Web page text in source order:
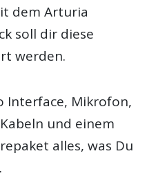
dem Arturia
soll dir diese
werden.
Interface, Mikrofon,
und einem
alles, was Du